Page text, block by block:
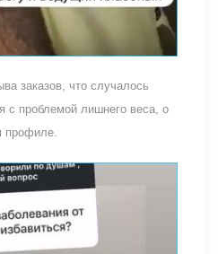
заказов, что случалось
с проблемой лишнего веса, о
профиле.